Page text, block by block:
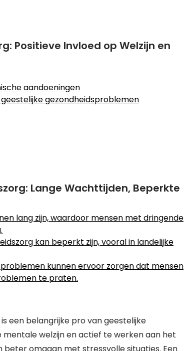
Positieve Invloed op Welzijn en
aandoeningen
gezondheidsproblemen
Lange Wachttijden, Beperkte
lang zijn, waardoor mensen met dringende
kan beperkt zijn, vooral in landelijke
kunnen ervoor zorgen dat mensen
te praten.
een belangrijke pro van geestelijke
welzijn en actief te werken aan het